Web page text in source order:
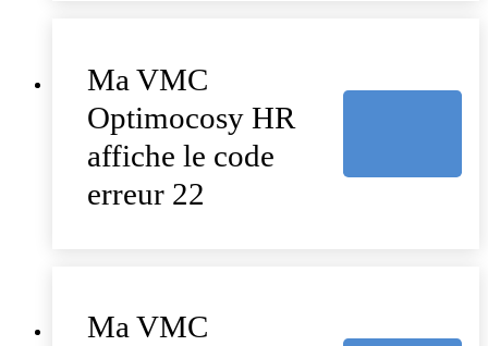
Ma VMC
Optimocosy HR
affiche le code
erreur 22
Ma VMC